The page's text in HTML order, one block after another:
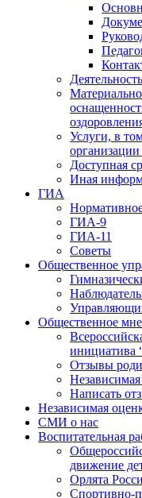
Деятельность
Услуги, в
Доступная
Иная
ГИА
ГИА-9
ГИА-11
Советы
Общественное
Общественное
инициатива
Отзывы
Независимая
Написать
Независимая
СМИ о нас
Воспитательная
движение
Орлята
Спортивно-